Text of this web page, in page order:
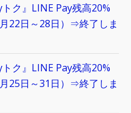
トク』LINE Pay残高20%
22日～28日）⇒終了しま
トク』LINE Pay残高20%
25日～31日）⇒終了しま